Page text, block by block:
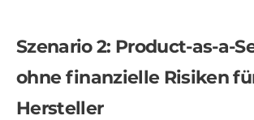
Szenario 2: Product-as-a-
ohne finanzielle Risiken
Hersteller